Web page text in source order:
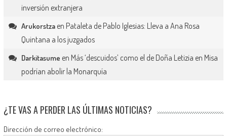
inversión extranjera
Arukorstzaen Pataleta de Pablo Iglesias: Lleva a Ana Rosa
Quintana a los juzgados
Darkitasume en Más ‘descuidos’ como el de Doña Letizia en Misa
podrían abolir la Monarquía
¿TE VAS A PERDER LAS ÚLTIMAS NOTICIAS?
Dirección de correo electrónico: